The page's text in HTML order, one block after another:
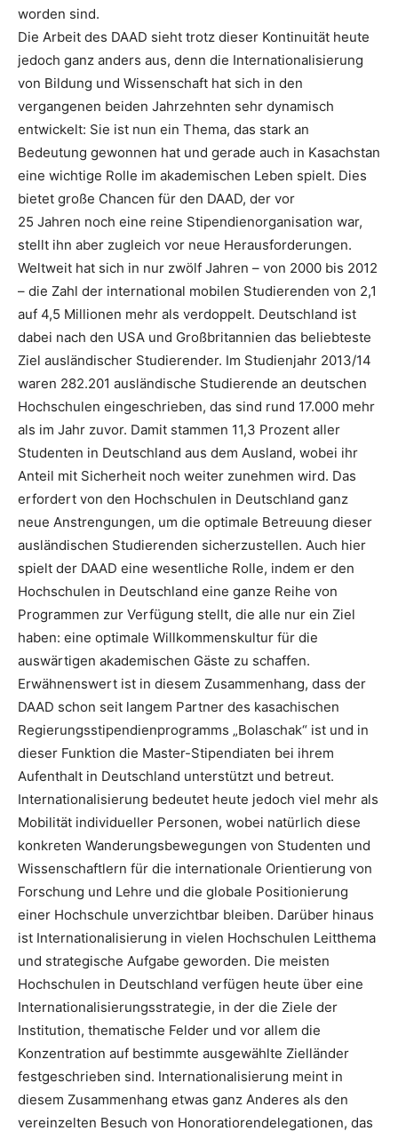
worden sind.
Die Arbeit des DAAD sieht trotz dieser Kontinuität heute
jedoch ganz anders aus, denn die Internationalisierung
von Bildung und Wissenschaft hat sich in den
vergangenen beiden Jahrzehnten sehr dynamisch
entwickelt: Sie ist nun ein Thema, das stark an
Bedeutung gewonnen hat und gerade auch in Kasachstan
eine wichtige Rolle im akademischen Leben spielt. Dies
bietet große Chancen für den DAAD, der vor
25 Jahren noch eine reine Stipendienorganisation war,
stellt ihn aber zugleich vor neue Herausforderungen.
Weltweit hat sich in nur zwölf Jahren – von 2000 bis 2012
– die Zahl der international mobilen Studierenden von 2,1
auf 4,5 Millionen mehr als verdoppelt. Deutschland ist
dabei nach den USA und Großbritannien das beliebteste
Ziel ausländischer Studierender. Im Studienjahr 2013/14
waren 282.201 ausländische Studierende an deutschen
Hochschulen eingeschrieben, das sind rund 17.000 mehr
als im Jahr zuvor. Damit stammen 11,3 Prozent aller
Studenten in Deutschland aus dem Ausland, wobei ihr
Anteil mit Sicherheit noch weiter zunehmen wird. Das
erfordert von den Hochschulen in Deutschland ganz
neue Anstrengungen, um die optimale Betreuung dieser
ausländischen Studierenden sicherzustellen. Auch hier
spielt der DAAD eine wesentliche Rolle, indem er den
Hochschulen in Deutschland eine ganze Reihe von
Programmen zur Verfügung stellt, die alle nur ein Ziel
haben: eine optimale Willkommenskultur für die
auswärtigen akademischen Gäste zu schaffen.
Erwähnenswert ist in diesem Zusammenhang, dass der
DAAD schon seit langem Partner des kasachischen
Regierungsstipendienprogramms „Bolaschak“ ist und in
dieser Funktion die Master-Stipendiaten bei ihrem
Aufenthalt in Deutschland unterstützt und betreut.
Internationalisierung bedeutet heute jedoch viel mehr als
Mobilität individueller Personen, wobei natürlich diese
konkreten Wanderungsbewegungen von Studenten und
Wissenschaftlern für die internationale Orientierung von
Forschung und Lehre und die globale Positionierung
einer Hochschule unverzichtbar bleiben. Darüber hinaus
ist Internationalisierung in vielen Hochschulen Leitthema
und strategische Aufgabe geworden. Die meisten
Hochschulen in Deutschland verfügen heute über eine
Internationalisierungsstrategie, in der die Ziele der
Institution, thematische Felder und vor allem die
Konzentration auf bestimmte ausgewählte Zielländer
festgeschrieben sind. Internationalisierung meint in
diesem Zusammenhang etwas ganz Anderes als den
vereinzelten Besuch von Honoratiorendelegationen, das